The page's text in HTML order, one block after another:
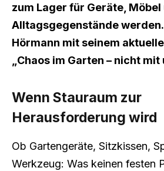
zum Lager für Geräte, Möbel
Alltagsgegenstände
Hörmann mit seinem
„Chaos im Garten – nicht mit
Wenn Stauraum zur
Herausforderung wird
Ob Gartengeräte, Sitzkissen,
Werkzeug: Was keinen festen